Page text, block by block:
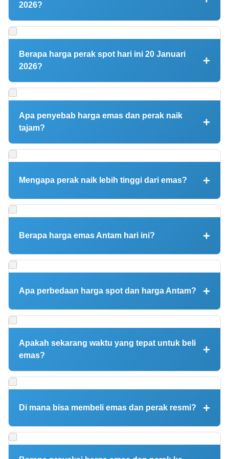
2026?
Harga emas spot dunia berada di level $4.752,33 per troy
ounce atau sekitar Rp 2.561.960 per gram berdasarkan data
Trading Economics dan JM Bullion. Harga ini merupakan rekor
tertinggi sepanjang masa (all time high) dengan kenaikan 1,91%
dari perdagangan sebelumnya.
Berapa harga perak spot hari ini 20 Januari
2026?
Harga perak spot internasional mencapai $94,50 per troy ounce
—juga merupakan rekor tertinggi sepanjang masa. Dalam
Rupiah, harga perak Antam berada di level Rp 58.400 per gram
setelah naik Rp 500 dari hari sebelumnya.
Apa penyebab harga emas dan perak naik
tajam?
Dua faktor utama pendorong rally: (1) Ketegangan tarif AS-
Eropa terkait isu Greenland setelah Trump mengancam tarif 10-
25% untuk negara Eropa, dan (2) Kekhawatiran terhadap
mendorong investor masuk ke aset safe haven seperti emas
dan perak.
Mengapa perak naik lebih tinggi dari emas?
Perak naik 5,06% dibanding emas yang naik 1,91% karena
beberapa faktor: valuasi relatif lebih murah, permintaan industri
teknologi hijau yang tinggi, pasokan global yang ketat akibat
sebelumnya sangat tinggi (105) kini menyusut ke level 50.
Berapa harga emas Antam hari ini?
Harga emas Antam 1 gram berada di Rp 2.705.000 per gram
(harga jual) dan Rp 2.546.000 per gram (harga buyback)
berdasarkan data resmi Logam Mulia PT Antam Tbk per 20
Apa perbedaan harga spot dan harga Antam?
Harga spot adalah harga acuan internasional di bursa
komoditas global. Harga Antam lebih tinggi karena sudah
termasuk biaya cetak, sertifikasi, margin produsen, dan PPh 22
sebesar 0,25%. Selisih harga jual dan buyback Antam saat ini
sekitar Rp 159.000 per gram.
Apakah sekarang waktu yang tepat untuk beli
emas?
Keputusan investasi tergantung profil risiko dan tujuan masing-
masing. Saat harga di level ATH, potensi koreksi selalu ada.
Strategi yang disarankan: gunakan metode dollar cost
(minimal 1-2 tahun), dan alokasikan maksimal 10-15%
portofolio ke logam mulia.
Di mana bisa membeli emas dan perak resmi?
Emas dan perak bersertifikat bisa dibeli di: (1) Butik Logam
Mulia Antam atau website logammulia.com, (2) Gerai